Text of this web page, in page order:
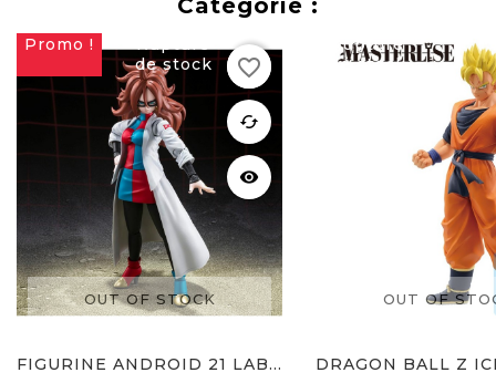
Catégorie :
Promo !
Rupture
de stock
OUT OF STOCK
favorite
cached
visibility
FIGURINE ANDROID 21 LAB...
favorite_border
Rupture
de stock
OUT OF